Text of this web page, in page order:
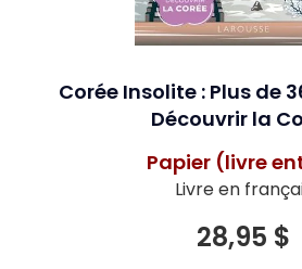
Corée Insolite : Plus de
Découvrir la
Papier (livre
Livre en
28,95 $